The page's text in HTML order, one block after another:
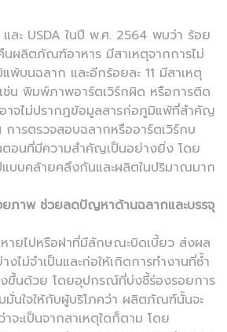
ละ USDA ในปี พ.ศ. 2564 พบว่า ร้อย
นผลิตภัณฑ์อาหาร มีสาเหตุจากการไม่
พ้บนฉลาก และอีกร้อยละ 11 มีสาเหตุ
น พิมพ์ภาพอาร์ตเวิร์กผิด หรือการติด
าจไม่ปรากฎข้อมูลสารก่อภูมิแพ้ที่สำคัญ
รตรวจสอบฉลากหรืออาร์ตเวิร์กบ
อนที่มีความสำคัญเป็นอย่างยิ่ง โดย
บบคล้ายคลึงกันและผลิตในปริมาณมาก
ยภาพ ช่วยลดปัญหาด้านฉลากและบรรจุ
ยไปหรือฝาที่มีลักษณะบิดเบี้ยว ส่งผล
ไม่จำเป็นและก่อให้เกิดการทำงานที่ซ้ำ
ขึ้นด้วย โดยอุปกรณ์ที่บ่งชี้ร่องรอยการ
มั่นใจให้กับผู้บริโภคว่า ผลิตภัณฑ์นั้นจะ
จะเป็นจากสาเหตุใดก็ตาม โดย